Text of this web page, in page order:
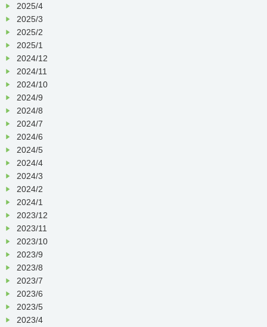
2025/4
2025/3
2025/2
2025/1
2024/12
2024/11
2024/10
2024/9
2024/8
2024/7
2024/6
2024/5
2024/4
2024/3
2024/2
2024/1
2023/12
2023/11
2023/10
2023/9
2023/8
2023/7
2023/6
2023/5
2023/4